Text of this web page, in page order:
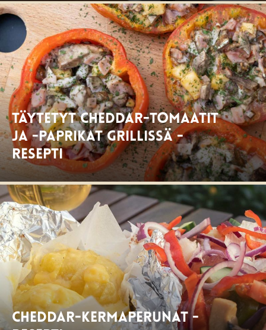
Täytetyt cheddar-tomaatit
ja -paprikat grillissä -
resepti
Cheddar-kermaperunat -